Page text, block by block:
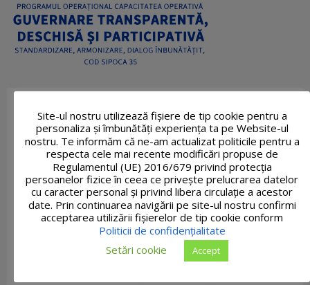
Site-ul nostru utilizează fişiere de tip cookie pentru a
personaliza și îmbunătăți experiența ta pe Website-ul
nostru. Te informăm că ne-am actualizat politicile pentru a
respecta cele mai recente modificări propuse de
Regulamentul (UE) 2016/679 privind protecția
persoanelor fizice în ceea ce privește prelucrarea datelor
cu caracter personal și privind libera circulație a acestor
date. Prin continuarea navigării pe site-ul nostru confirmi
acceptarea utilizării fişierelor de tip cookie conform
Politicii de confidențialitate
Setări cookie
Accept